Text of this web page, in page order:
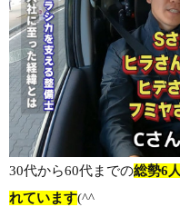
30代から60代までの総勢6
れています(^^ゞ